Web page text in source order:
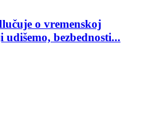
o vremenskoj
bezbednosti...